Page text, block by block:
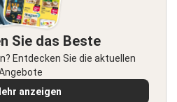
Sie das Beste
Entdecken Sie die aktuellen
anzeigen